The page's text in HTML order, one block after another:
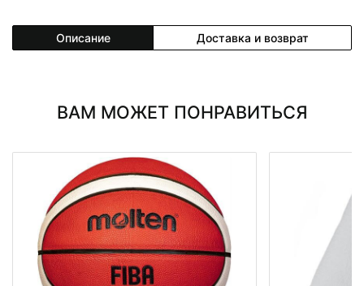
Описание Доставка и возврат
ВАМ МОЖЕТ ПОНРАВИТЬСЯ